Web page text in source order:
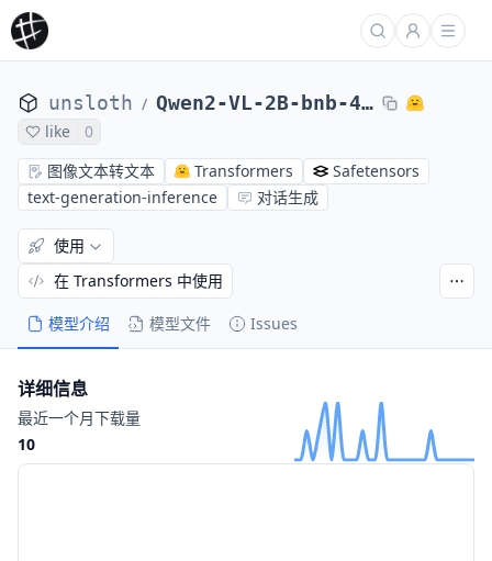
unsloth / Qwen2-VL-2B-bnb-4bit
like
0
图像文本转文本
Transformers
Safetensors
text-generation-inference
对话生成
模型介绍 模型文件 Issues
使用
在 Transformers 中使用
详细信息
最近一个月下载量
10